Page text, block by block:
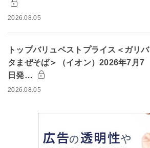
2026.08.05
トップバリュベストプライス＜ガリバ
タまぜそば＞（イオン）2026年7月7
日発…
2026.08.05